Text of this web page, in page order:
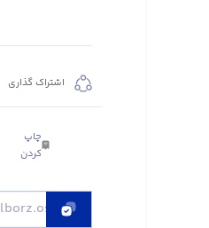
اشتراک گذاری
چاپ
کردن